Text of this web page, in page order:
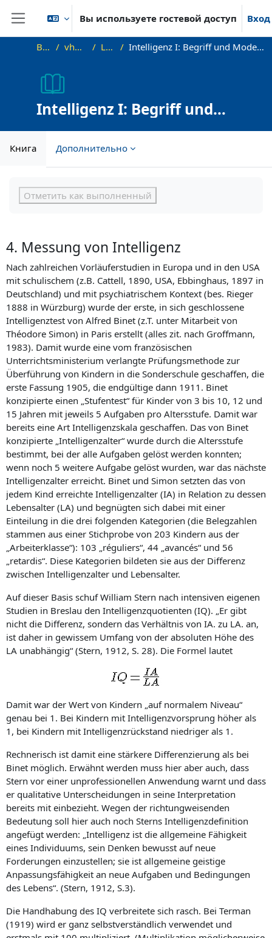
Перейти к основному содержанию
Боковая панель
Вы используете гостевой доступ Вход
В начало vhb-DiffPsy-Demo Lehreinheit 3 Intelligenz I: Begriff und Modelle, Geschichte und aktuelle Bedeutung der Intelligenzmessung
Intelligenz I: Begriff und
Modelle, Geschichte und
aktuelle Bedeutung der
Intelligenzmessung
Книга Дополнительно
Отметить как выполненный
4. Messung von Intelligenz
Nach zahlreichen Vorläuferstudien in Europa und in den USA
mit schulischem (z.B. Cattell, 1890, USA, Ebbinghaus, 1897 in
Deutschland) und mit psychiatrischem Kontext (bes. Rieger
1888 in Würzburg) wurde der erste, in sich geschlossene
Intelligenztest von Alfred Binet (z.T. unter Mitarbeit von
Théodore Simon) in Paris erstellt (alles zit. nach Groffmann,
1983). Damit wurde eine vom französischen
Unterrichtsministerium verlangte Prüfungsmethode zur
Überführung von Kindern in die Sonderschule geschaffen, die
erste Fassung 1905, die endgültige dann 1911. Binet
konzipierte einen „Stufentest“ für Kinder von 3 bis 10, 12 und
15 Jahren mit jeweils 5 Aufgaben pro Altersstufe. Damit war
bereits eine Art Intelligenzskala geschaffen. Das von Binet
konzipierte „Intelligenzalter“ wurde durch die Altersstufe
bestimmt, bei der alle Aufgaben gelöst werden konnten;
wenn noch 5 weitere Aufgabe gelöst wurden, war das nächste
Intelligenzalter erreicht. Binet und Simon setzten das von
jedem Kind erreichte Intelligenzalter (IA) in Relation zu dessen
Lebensalter (LA) und begnügten sich dabei mit einer
Einteilung in die drei folgenden Kategorien (die Belegzahlen
stammen aus einer Stichprobe von 203 Kindern aus der
„Arbeiterklasse“): 103 „réguliers“, 44 „avancés“ und 56
„retardis“. Diese Kategorien bildeten sie aus der Differenz
zwischen Intelligenzalter und Lebensalter.
Auf dieser Basis schuf William Stern nach intensiven eigenen
Studien in Breslau den Intelligenzquotienten (IQ). „Er gibt
nicht die Differenz, sondern das Verhältnis von IA. zu LA. an,
ist daher in gewissem Umfang von der absoluten Höhe des
LA unabhängig“ (Stern, 1912, S. 28). Die Formel lautet
Damit war der Wert von Kindern „auf normalem Niveau“
genau bei 1. Bei Kindern mit Intelligenzvorsprung höher als
1, bei Kindern mit Intelligenzrückstand niedriger als 1.
Rechnerisch ist damit eine stärkere Differenzierung als bei
Binet möglich. Erwähnt werden muss hier aber auch, dass
Stern vor einer unprofessionellen Anwendung warnt und dass
er qualitative Unterscheidungen in seine Interpretation
bereits mit einbezieht. Wegen der richtungweisenden
Bedeutung soll hier auch noch Sterns Intelligenzdefinition
angefügt werden: „Intelligenz ist die allgemeine Fähigkeit
eines Individuums, sein Denken bewusst auf neue
Forderungen einzustellen; sie ist allgemeine geistige
Anpassungsfähigkeit an neue Aufgaben und Bedingungen
des Lebens“. (Stern, 1912, S.3).
Die Handhabung des IQ verbreitete sich rasch. Bei Terman
(1919) wird er ganz selbstverständlich verwendet und